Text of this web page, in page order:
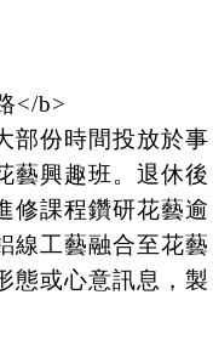
</b>
部份時間投放於事
藝興趣班。退休後
修課程鑽研花藝逾
線工藝融合至花藝
態或心意訊息，製